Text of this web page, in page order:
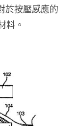
於按壓感應的
料。